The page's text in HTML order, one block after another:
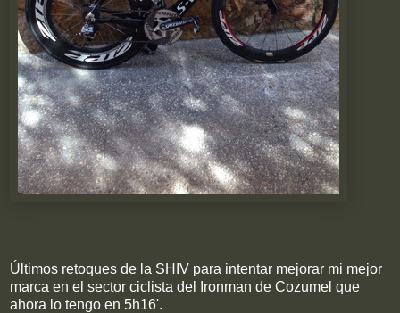
Últimos retoques de la SHIV para intentar mejorar mi mejor
marca en el sector ciclista del Ironman de Cozumel que
ahora lo tengo en 5h16'.